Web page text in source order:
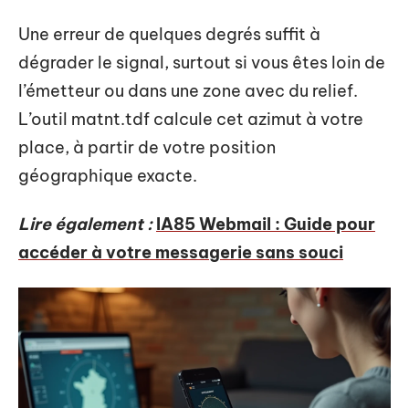
Une erreur de quelques degrés suffit à
dégrader le signal, surtout si vous êtes loin de
l’émetteur ou dans une zone avec du relief.
L’outil matnt.tdf calcule cet azimut à votre
place, à partir de votre position
géographique exacte.
Lire également : IA85 Webmail : Guide pour
accéder à votre messagerie sans souci